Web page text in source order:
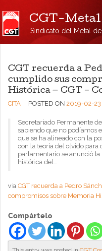
CGT-
Sindicato del Metal
CGT recuerda a
cumplido sus
Histórica — CGT –
CITA POSTED ON 2019-02-23
Secretariado Permanente
sabiendo que no podíamos
que se ha alineado con la
con la teoría del olvido para
parlamentario se anunció
histórica del…
via CGT recuerda a Pedro
compromisos sobre Memoria
Compártelo